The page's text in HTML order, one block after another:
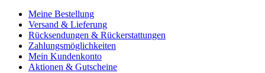
Meine Bestellung
Versand & Lieferung
Rücksendungen & Rückerstattungen
Zahlungsmöglichkeiten
Mein Kundenkonto
Aktionen & Gutscheine